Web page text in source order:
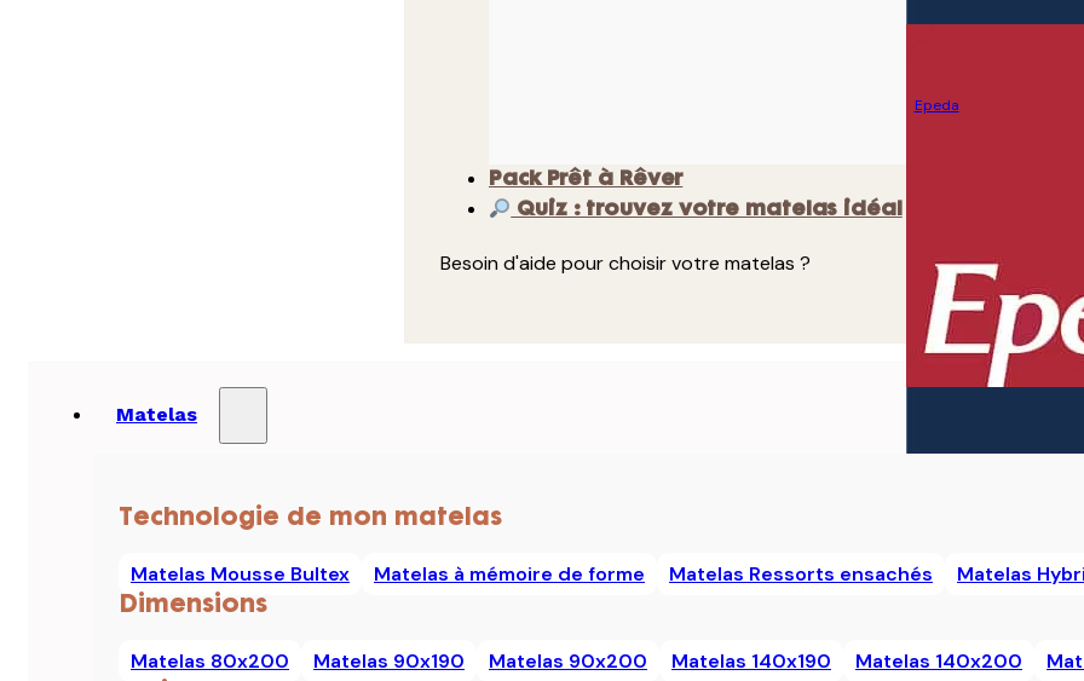
Epeda
Pack Prêt à Rêver
Quiz : trouvez votre matelas idéal
Besoin d'aide pour choisir votre matelas ?
Matelas
Technologie de mon matelas
Matelas Mousse Bultex Matelas à mémoire de forme Matelas Ressorts ensachés Matelas
Dimensions
Matelas 80x200 Matelas 90x190 Matelas 90x200 Matelas 140x190 Matelas 140x200